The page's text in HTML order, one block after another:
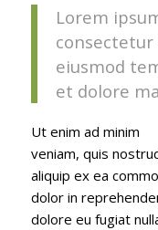
Lorem
consectetur
eiusmod
et dolore
Ut enim ad minim
veniam, quis
aliquip ex ea
dolor in
dolore eu fugiat